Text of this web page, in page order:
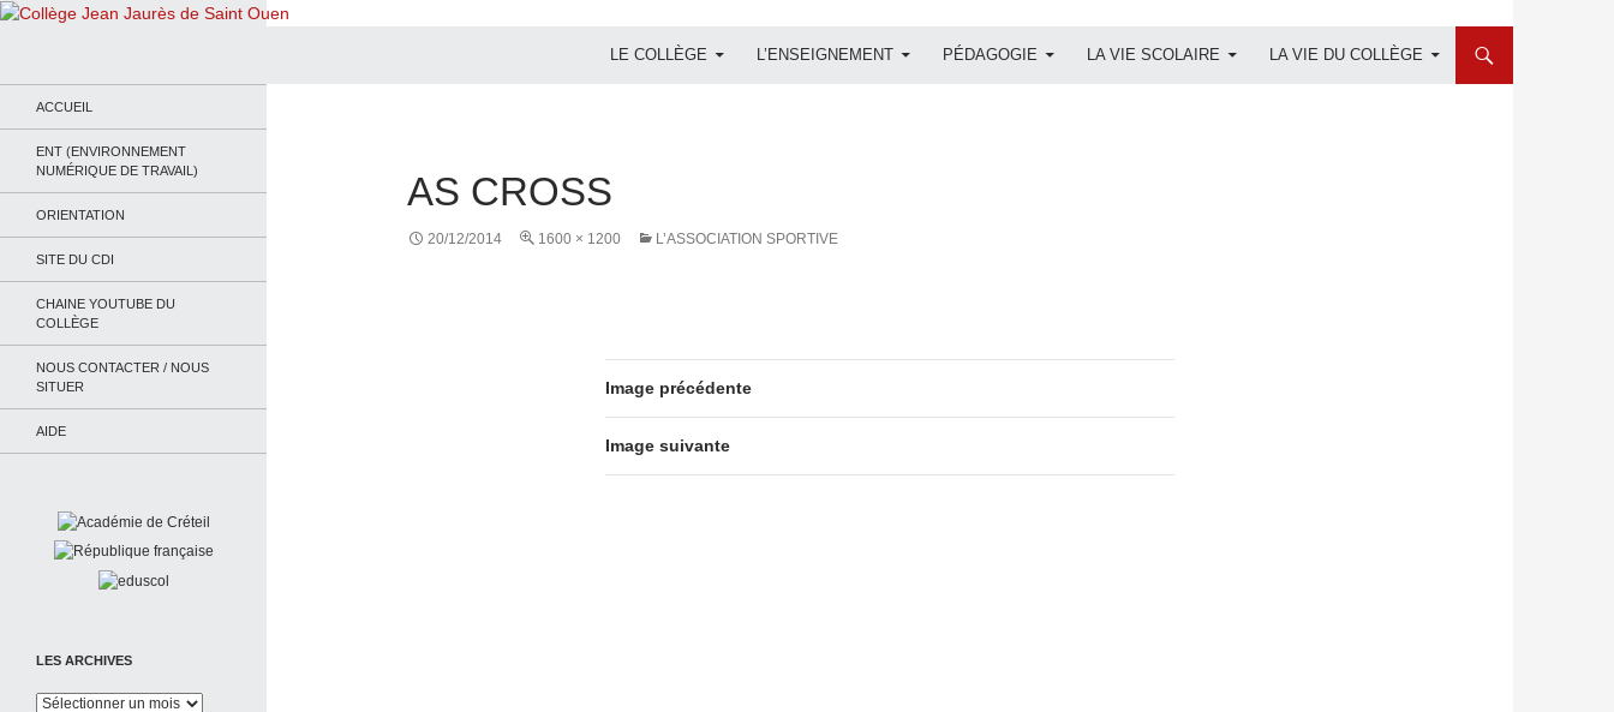
LE COLLÈGE L’ENSEIGNEMENT PÉDAGOGIE LA VIE SCOLAIRE LA VIE DU COLLÈGE
AS CROSS
20/12/2014 1600 × 1200 L’ASSOCIATION SPORTIVE
Image précédente
Image suivante
ACCUEIL
ENT (ENVIRONNEMENT
NUMÉRIQUE DE TRAVAIL)
ORIENTATION
SITE DU CDI
CHAINE YOUTUBE DU
COLLÈGE
NOUS CONTACTER / NOUS
SITUER
AIDE
LES ARCHIVES
Les